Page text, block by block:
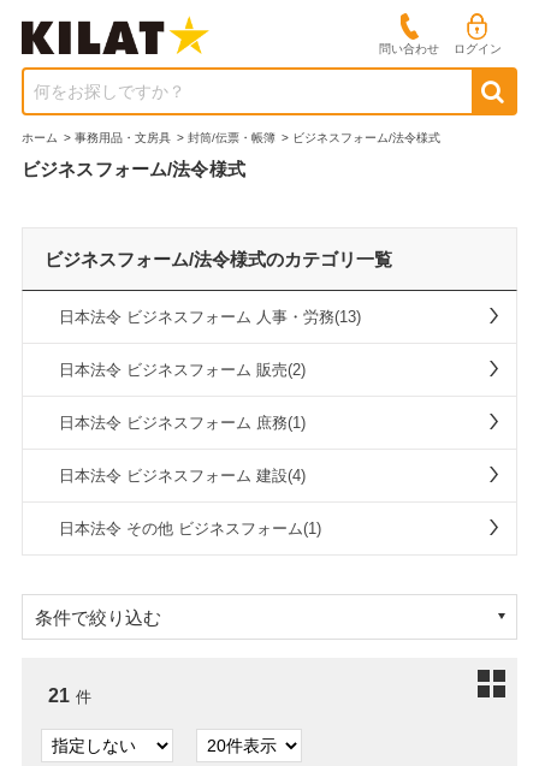
問い合わせ ログイン
何をお探しですか？
ホーム > 事務用品・文房具 > 封筒/伝票・帳簿 > ビジネスフォーム/法令様式
ビジネスフォーム/法令様式
ビジネスフォーム/法令様式のカテゴリ一覧
日本法令 ビジネスフォーム 人事・労務(13)
日本法令 ビジネスフォーム 販売(2)
日本法令 ビジネスフォーム 庶務(1)
日本法令 ビジネスフォーム 建設(4)
日本法令 その他 ビジネスフォーム(1)
条件で絞り込む
21 件